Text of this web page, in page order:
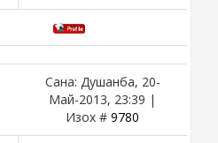
Сана: Душанба, 20-
Май-2013, 23:39 |
Изох # 9780